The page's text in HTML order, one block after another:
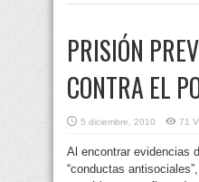
PRISIÓN
CONTRA EL
5 diciembre, 2010 71
Al encontrar evidencias
“conductas